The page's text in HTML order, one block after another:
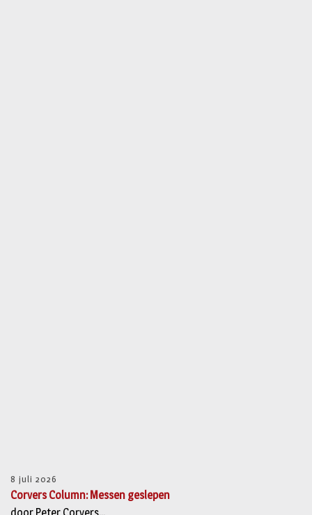
8 juli 2026
Corvers Column: Messen geslepen